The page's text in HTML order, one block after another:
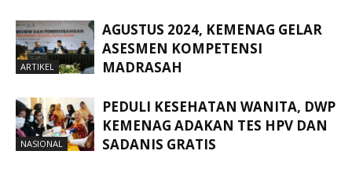
ARTIKEL
AGUSTUS 2024, KEMENAG GELAR
ASESMEN KOMPETENSI
MADRASAH
NASIONAL
PEDULI KESEHATAN WANITA, DWP
KEMENAG ADAKAN TES HPV DAN
SADANIS GRATIS